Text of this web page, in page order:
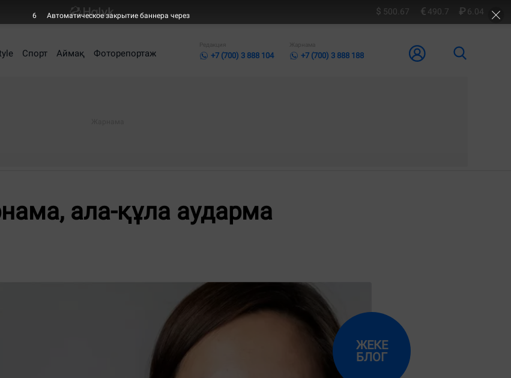
500.67 490.7 6.04
Спорт Аймақ Фоторепортаж
Редакция
+7 (700) 3 888 104
Жарнама
+7 (700) 3 888 188
ала-құла аударма
ЖЕКЕ
БЛОГ
6 Автоматическое закрытие баннера через